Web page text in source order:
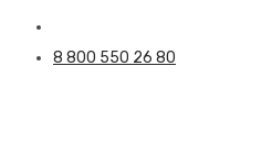
8 800 550 26 80